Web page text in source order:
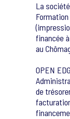
La
financée
au
OPEN
de